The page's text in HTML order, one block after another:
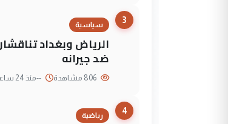
3
سياسية
الرياض وبغداد
ضد جيرانه
--منذ 24 ساعة
4
رياضية